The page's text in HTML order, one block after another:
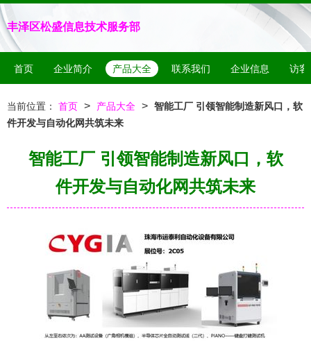
丰泽区松盛信息技术服务部
首页 企业简介 产品大全 联系我们 企业信息 访客
当前位置： 首页 > 产品大全 > 智能工厂 引领智能制造新风口，软
件开发与自动化网共筑未来
智能工厂 引领智能制造新风口，软
件开发与自动化网共筑未来